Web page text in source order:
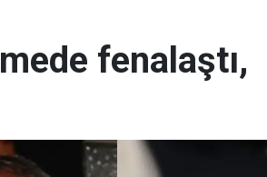
fenalaştı,